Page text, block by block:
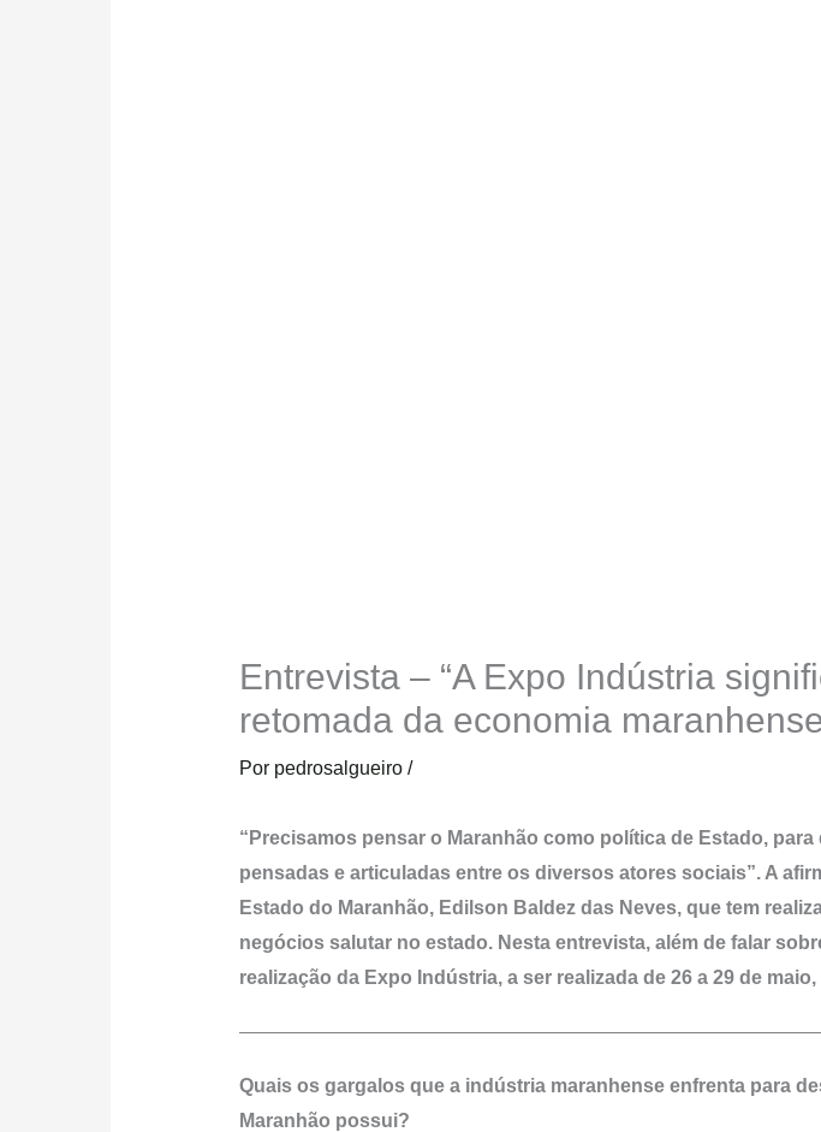
Entrevista – “A Expo Indústria
retomada da economia
Por pedrosalgueiro /
“Precisamos pensar o Maranhão como política de Estado,
pensadas e articuladas entre os diversos atores sociais”. A
Estado do Maranhão, Edilson Baldez das Neves, que tem
negócios salutar no estado. Nesta entrevista, além de falar
realização da Expo Indústria, a ser realizada de 26 a 29 de
Quais os gargalos que a indústria maranhense enfrenta para
Maranhão possui?